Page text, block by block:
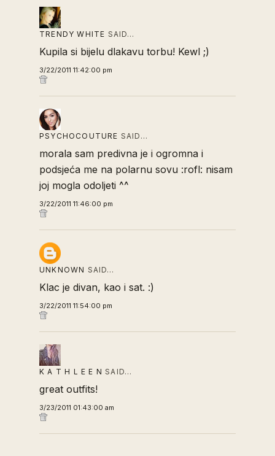
TRENDY WHITE SAID…
Kupila si bijelu dlakavu torbu! Kewl ;)
3/22/2011 11:42:00 pm
PSYCHOCOUTURE SAID…
morala sam predivna je i ogromna i
podsjeća me na polarnu sovu :rofl: nisam
joj mogla odoljeti ^^
3/22/2011 11:46:00 pm
UNKNOWN SAID…
Klac je divan, kao i sat. :)
3/22/2011 11:54:00 pm
K A T H L E E NSAID…
great outfits!
3/23/2011 01:43:00 am